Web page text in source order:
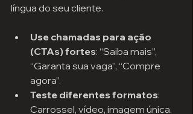
língua do seu cliente.
Use chamadas para ação
(CTAs) fortes: “Saiba mais”,
“Garanta sua vaga”, “Compre
agora”.
Teste diferentes formatos:
Carrossel, vídeo, imagem única.